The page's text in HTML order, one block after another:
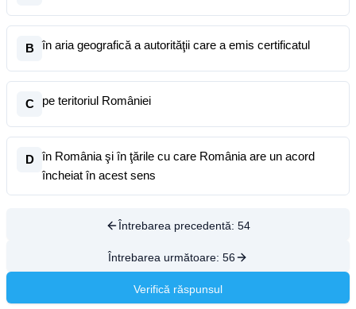
B în aria geografică a autorităţii care a emis certificatul
C pe teritoriul României
D
în România şi în ţările cu care România are un acord
încheiat în acest sens
Întrebarea precedentă: 54
Întrebarea următoare: 56
Verifică răspunsul